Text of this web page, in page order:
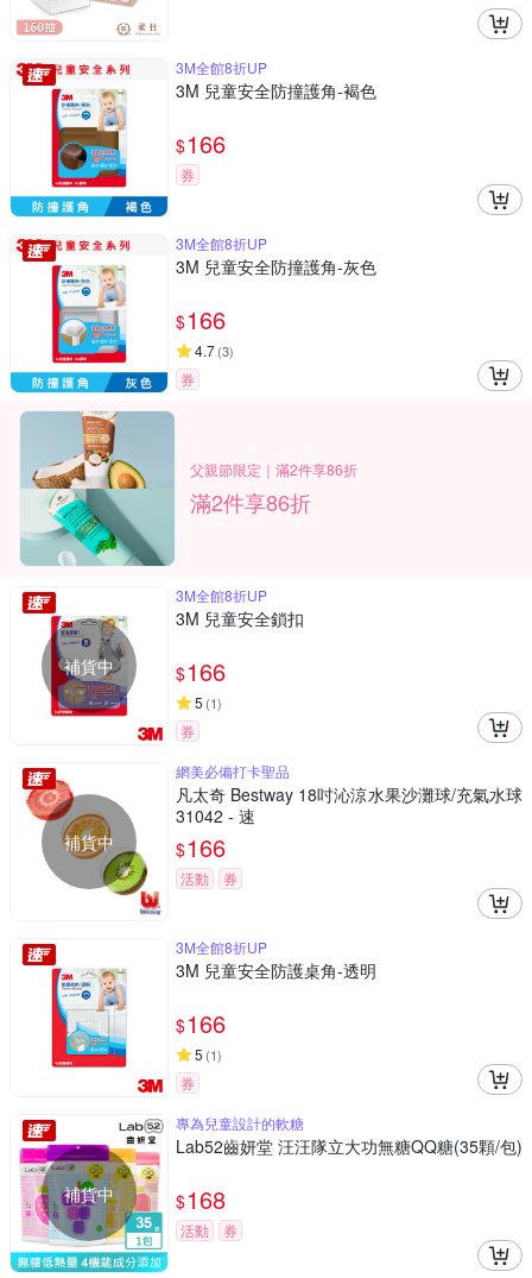
3M全館8折UP
3M 兒童安全防撞護角-褐色
$166
券
3M全館8折UP
3M 兒童安全防撞護角-灰色
$166
4.7(3)
券
父親節限定｜滿2件享86折
滿2件享86折
補貨中
3M全館8折UP
3M 兒童安全鎖扣
$166
5 (1)
券
補貨中
網美必備打卡聖品
凡太奇 Bestway 18吋沁涼水果沙灘球/充氣水球
31042 - 速
$166
活動 券
3M全館8折UP
3M 兒童安全防護桌角-透明
$166
5 (1)
券
補貨中
專為兒童設計的軟糖
Lab52齒妍堂 汪汪隊立大功無糖QQ糖(35顆/包)
$168
活動 券